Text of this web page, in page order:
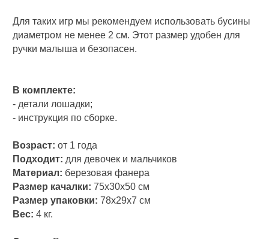
Для таких игр мы рекомендуем использовать бусины
диаметром не менее 2 см. Этот размер удобен для
ручки малыша и безопасен.
В комплекте:
- детали лошадки;
- инструкция по сборке.
Возраст: от 1 года
Подходит: для девочек и мальчиков
Материал: березовая фанера
Размер качалки: 75х30х50 см
Размер упаковки: 78х29х7 см
Вес: 4 кг.